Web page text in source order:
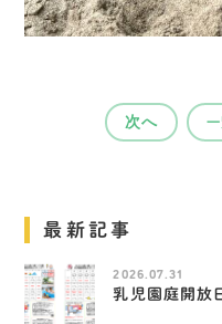
次へ
最新記事
2026.07.31
乳児園庭開放日